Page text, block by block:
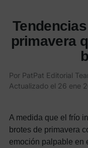
primavera
Por PatPat Editorial
Actualizado el 26 ene
A medida que el frío
brotes de primavera
emoción palpable en